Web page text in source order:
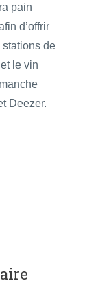
pain
d’offrir
de
le vin
Deezer.